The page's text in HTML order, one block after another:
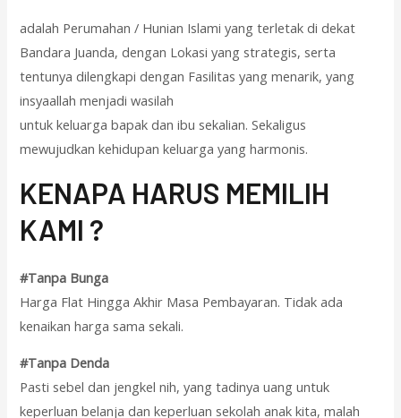
adalah Perumahan / Hunian Islami yang terletak di dekat
Bandara Juanda, dengan Lokasi yang strategis, serta
tentunya dilengkapi dengan Fasilitas yang menarik, yang
insyaallah menjadi wasilah
untuk keluarga bapak dan ibu sekalian. Sekaligus
mewujudkan kehidupan keluarga yang harmonis.
KENAPA HARUS MEMILIH
KAMI ?
#Tanpa Bunga
Harga Flat Hingga Akhir Masa Pembayaran. Tidak ada
kenaikan harga sama sekali.
#Tanpa Denda
Pasti sebel dan jengkel nih, yang tadinya uang untuk
keperluan belanja dan keperluan sekolah anak kita, malah